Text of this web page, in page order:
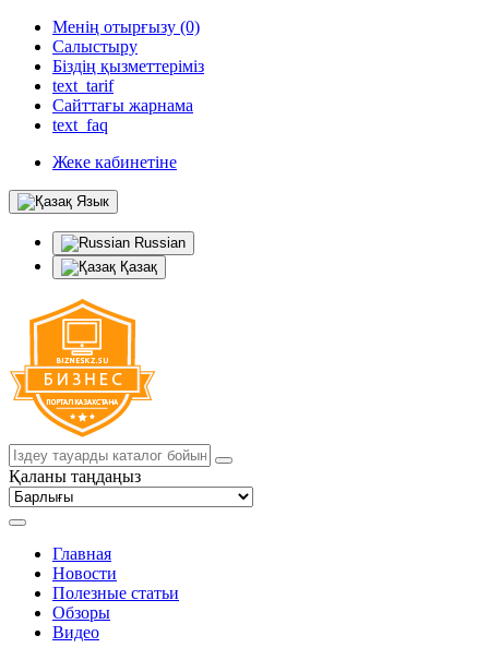
Менің отырғызу (0)
Салыстыру
Біздің қызметтеріміз
text_tarif
Сайттағы жарнама
text_faq
Жеке кабинетіне
Язык
Russian
Қазақ
Қаланы таңдаңыз
Главная
Новости
Полезные статьи
Обзоры
Видео